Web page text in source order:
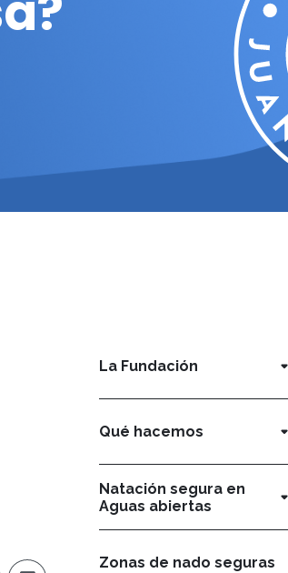
La Fundación
Qué hacemos
Natación segura en
Aguas abiertas
Zonas de nado seguras